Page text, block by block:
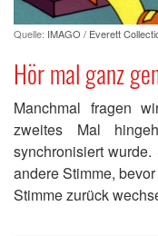
Quelle: IMAGO / Everett
Hör mal ganz
Manchmal fragen
zweites Mal
synchronisiert
andere Stimme,
Stimme zurück